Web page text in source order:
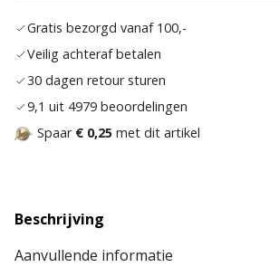
Gratis bezorgd vanaf 100,-
Veilig achteraf betalen
30 dagen retour sturen
9,1 uit 4979 beoordelingen
Spaar € 0,25 met dit artikel
Beschrijving
Aanvullende informatie